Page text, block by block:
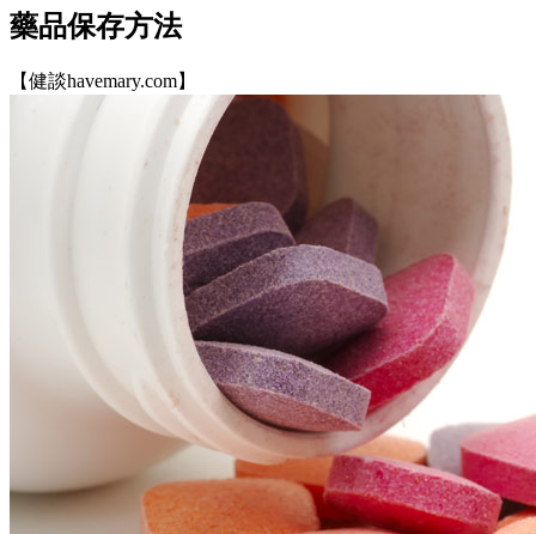
藥品保存方法
【健談havemary.com】